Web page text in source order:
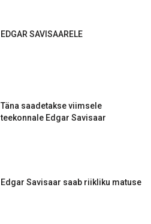
EDGAR SAVISAARELE
Täna saadetakse viimsele
teekonnale Edgar Savisaar
Edgar Savisaar saab riikliku matuse